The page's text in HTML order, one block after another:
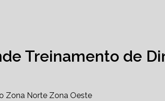
Treinamento de
Zona Norte Zona Oeste